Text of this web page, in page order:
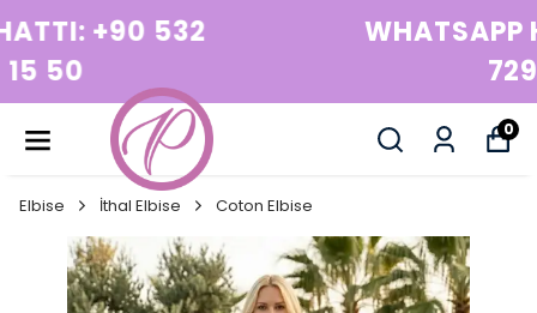
WHATSAPP HATTI: +90 532
0
Elbise İthal Elbise Coton Elbise